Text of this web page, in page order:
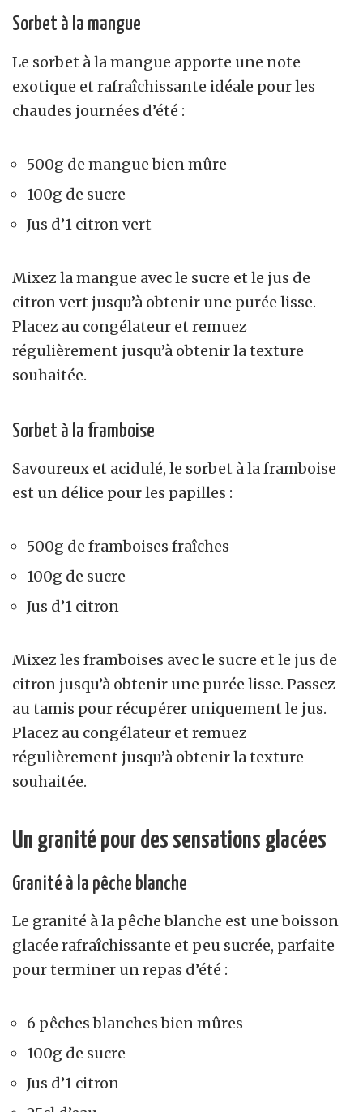
Sorbet à la mangue
Le sorbet à la mangue apporte une note
exotique et rafraîchissante idéale pour les
chaudes journées d’été :
500g de mangue bien mûre
100g de sucre
Jus d’1 citron vert
Mixez la mangue avec le sucre et le jus de
citron vert jusqu’à obtenir une purée lisse.
Placez au congélateur et remuez
régulièrement jusqu’à obtenir la texture
souhaitée.
Sorbet à la framboise
Savoureux et acidulé, le sorbet à la framboise
est un délice pour les papilles :
500g de framboises fraîches
100g de sucre
Jus d’1 citron
Mixez les framboises avec le sucre et le jus de
citron jusqu’à obtenir une purée lisse. Passez
au tamis pour récupérer uniquement le jus.
Placez au congélateur et remuez
régulièrement jusqu’à obtenir la texture
souhaitée.
Un granité pour des sensations glacées
Granité à la pêche blanche
Le granité à la pêche blanche est une boisson
glacée rafraîchissante et peu sucrée, parfaite
pour terminer un repas d’été :
6 pêches blanches bien mûres
100g de sucre
Jus d’1 citron